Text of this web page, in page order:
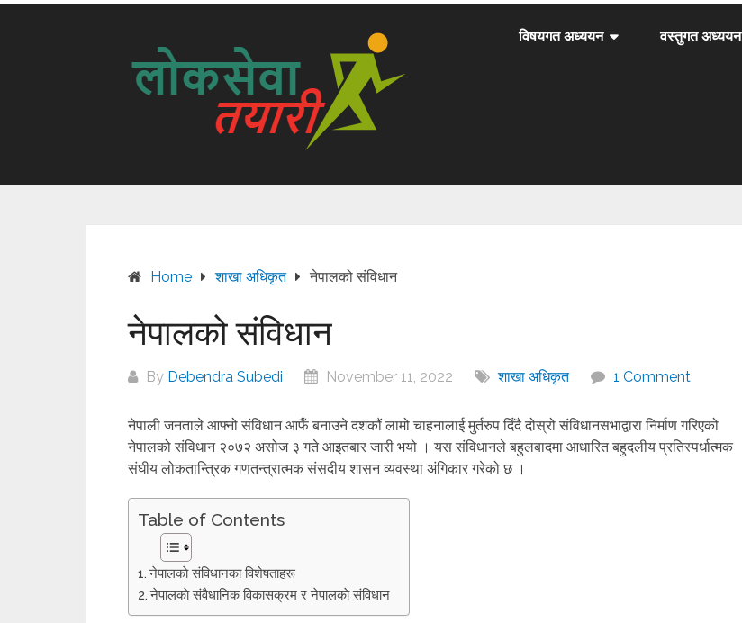
विषयगत अध्ययन वस्तुगत अध्ययन
Home शाखा अधिकृत नेपालको संविधान
नेपालको संविधान
By Debendra Subedi November 11, 2022 शाखा अधिकृत 1 Comment
नेपाली जनताले आफ्नो संविधान आफैँ बनाउने दशकौं लामो चाहनालाई मुर्तरुप दिँदै दोस्रो संविधानसभाद्वारा निर्माण गरिएको
नेपालको संविधान २०७२ असोज ३ गते आइतबार जारी भयो । यस संविधानले बहुलबादमा आधारित बहुदलीय प्रतिस्पर्धात्मक
संघीय लोकतान्त्रिक गणतन्त्रात्मक संसदीय शासन व्यवस्था अंगिकार गरेको छ ।
Table of Contents
नेपालकाे संविधानका विशेषताहरू
नेपालकाे संवैधानिक विकासक्रम र नेपालकाे संविधान